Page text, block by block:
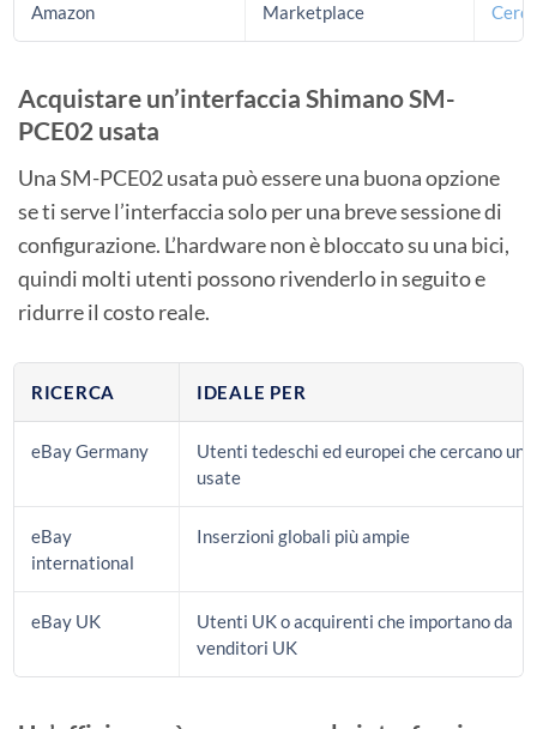
Amazon Marketplace
Acquistare un’interfaccia Shimano SM-
PCE02 usata
Una SM-PCE02 usata può essere una buona opzione
se ti serve l’interfaccia solo per una breve sessione di
configurazione. L’hardware non è bloccato su una bici,
quindi molti utenti possono rivenderlo in seguito e
ridurre il costo reale.
RICERCA IDEALE PER
eBay Germany
Utenti tedeschi ed europei che cercano
usate
eBay
international
Inserzioni globali più ampie
eBay UK
Utenti UK o acquirenti che importano da
venditori UK